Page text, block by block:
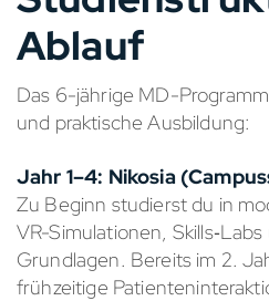
Ablauf
Das 6-jährige MD-
und praktische Ausbildung:
Jahr 1–4: Nikosia
Zu Beginn studierst du in
VR-Simulationen,
Grundlagen. Bereits im 2.
frühzeitige